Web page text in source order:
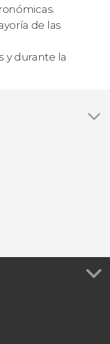
de las
y durante la